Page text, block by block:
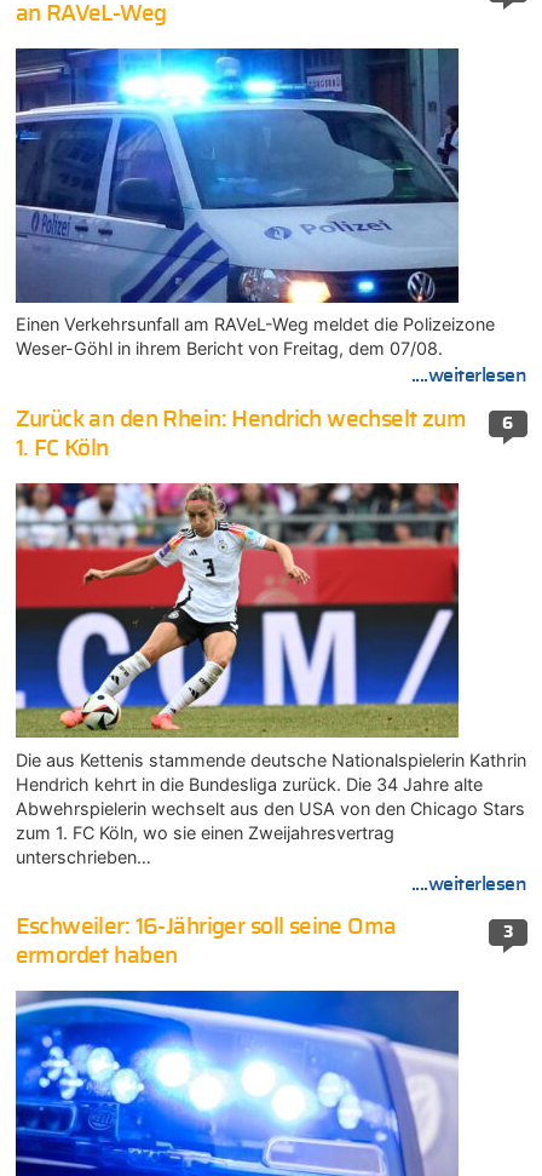
an RAVeL-Weg
Einen Verkehrsunfall am RAVeL-Weg meldet die Polizeizone
Weser-Göhl in ihrem Bericht von Freitag, dem 07/08.
....weiterlesen
6
Zurück an den Rhein: Hendrich wechselt zum
1. FC Köln
Die aus Kettenis stammende deutsche Nationalspielerin Kathrin
Hendrich kehrt in die Bundesliga zurück. Die 34 Jahre alte
Abwehrspielerin wechselt aus den USA von den Chicago Stars
zum 1. FC Köln, wo sie einen Zweijahresvertrag
unterschrieben…
....weiterlesen
3
Eschweiler: 16-Jähriger soll seine Oma
ermordet haben